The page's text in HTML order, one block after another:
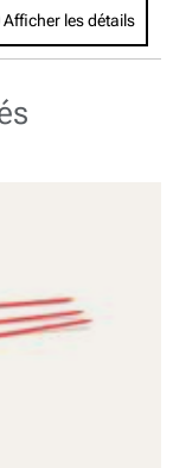
Afficher les détails